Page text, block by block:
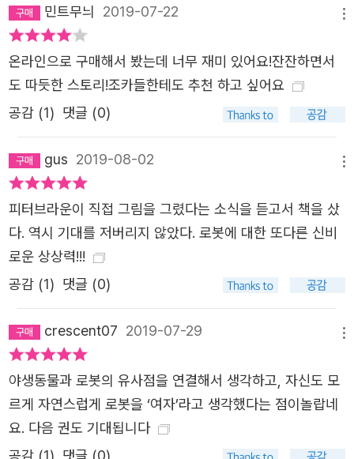
민트무늬 2019-07-22
온라인으로 구매해서 봤는데 너무 재미 있어요!잔잔하면서
도 따듯한 스토리!조카들한테도 추천 하고 싶어요
공감 (1) 댓글 (0)
gus 2019-08-02
피터브라운이 직접 그림을 그렸다는 소식을 듣고서 책을 샀
다. 역시 기대를 저버리지 않았다. 로봇에 대한 또다른 신비
로운 상상력!!!
공감 (1) 댓글 (0)
crescent07 2019-07-29
야생동물과 로봇의 유사점을 연결해서 생각하고, 자신도 모
르게 자연스럽게 로봇을 ‘여자’라고 생각했다는 점이놀랍네
요. 다음 권도 기대됩니다
공감 (1) 댓글 (0)